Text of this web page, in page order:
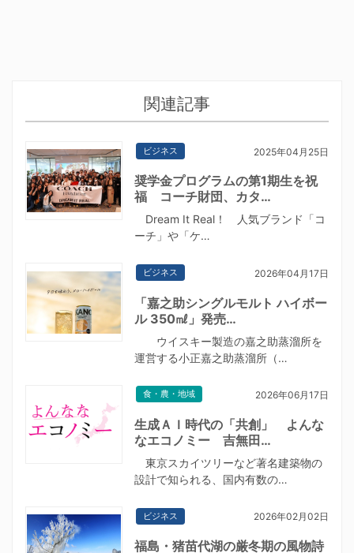
関連記事
ビジネス 2025年04月25日
奨学金プログラムの第1期生を祝
福 コーチ財団、カタ…
Dream It Real！ 人気ブランド「コ
ーチ」や「ケ…
ビジネス 2026年04月17日
「嘉之助シングルモルト ハイボー
ル 350㎖」発売…
ウイスキー製造の嘉之助蒸溜所を
運営する小正嘉之助蒸溜所（…
食・農・地域 2026年06月17日
生成ＡＩ時代の「共創」 よんな
なエコノミー 吉無田…
東京スカイツリーなど著名建築物の
設計で知られる、国内有数の…
ビジネス 2026年02月02日
福島・猪苗代湖の厳冬期の風物詩